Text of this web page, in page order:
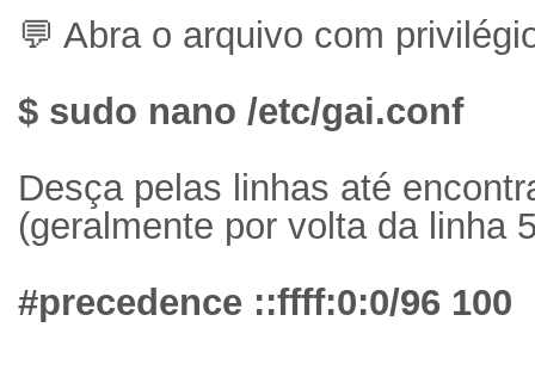
💬 Abra o arquivo com
$ sudo nano /etc/gai.conf
Desça pelas linhas até
(geralmente por volta da linha
#precedence ::ffff:0:0/96 100